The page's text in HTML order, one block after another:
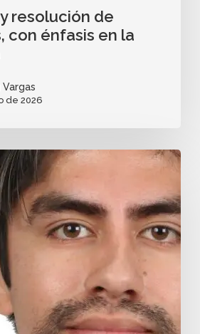
resolución de
con énfasis en la
de 2026